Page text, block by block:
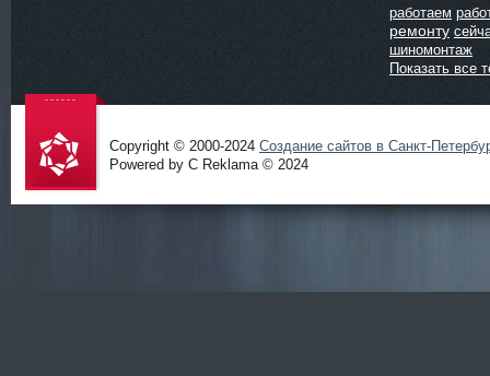
работаем
ремонту
шиномонтаж
Показать все
Проект
Copyright © 2000-2024 Создание сайтов в Санкт-
Powered by C Reklama © 2024